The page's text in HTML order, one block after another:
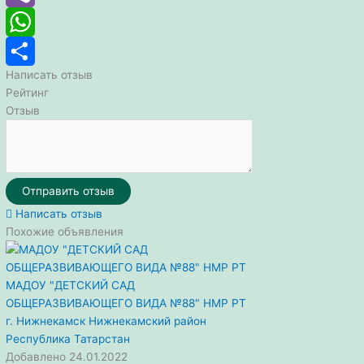
Viber
WhatsApp
Отправить
Написать отзыв
Рейтинг
Отзыв
Отправить отзыв
Написать отзыв
Похожие объявления
МАДОУ "ДЕТСКИЙ САД
ОБЩЕРАЗВИВАЮЩЕГО ВИДА №88" НМР РТ
г. Нижнекамск Нижнекамский район
Республика Татарстан
Добавлено 24.01.2022